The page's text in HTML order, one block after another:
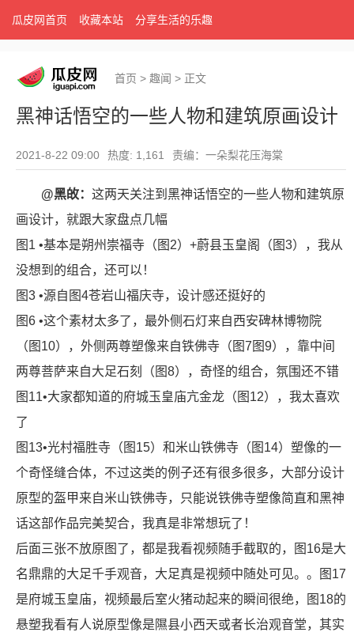
瓜皮网首页 收藏本站 分享生活的乐趣
首页 > 趣闻 > 正文
黑神话悟空的一些人物和建筑原画设计
2021-8-22 09:00 热度: 1,161 责编：一朵梨花压海棠
@黑敀： 这两天关注到黑神话悟空的一些人物和建筑原
画设计，就跟大家盘点几幅
图1 •基本是朔州崇福寺（图2）+蔚县玉皇阁（图3），我从
没想到的组合，还可以！
图3 •源自图4苍岩山福庆寺，设计感还挺好的
图6 •这个素材太多了，最外侧石灯来自西安碑林博物院
（图10），外侧两尊塑像来自铁佛寺（图7图9），靠中间
两尊菩萨来自大足石刻（图8），奇怪的组合，氛围还不错
图11•大家都知道的府城玉皇庙亢金龙（图12），我太喜欢
了
图13•光村福胜寺（图15）和米山铁佛寺（图14）塑像的一
个奇怪缝合体，不过这类的例子还有很多很多，大部分设计
原型的盔甲来自米山铁佛寺，只能说铁佛寺塑像简直和黑神
话这部作品完美契合，我真是非常想玩了！
后面三张不放原图了，都是我看视频随手截取的，图16是大
名鼎鼎的大足千手观音，大足真是视频中随处可见。。图17
是府城玉皇庙，视频最后室火猪动起来的瞬间很绝，图18的
悬塑我看有人说原型像是隰县小西天或者长治观音堂，其实